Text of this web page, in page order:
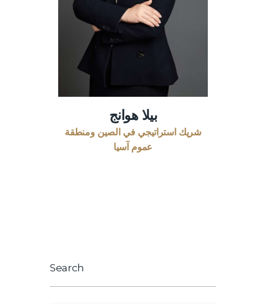
بيلا هوانج
شريك استراتيجي في الصين ومنطقة
عموم آسيا
Search